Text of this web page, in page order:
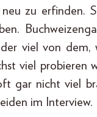
zu erfinden.
viel von
viel probieren
gar nicht viel
im Interview.